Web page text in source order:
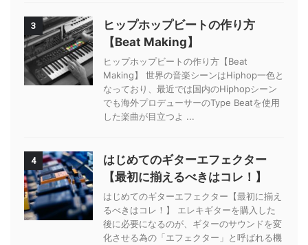
3
ヒップホップビートの作り方
【Beat Making】
ヒップホップビートの作り方【Beat
Making】 世界の音楽シーンはHiphop一色と
なっており、最近では国内のHiphopシーン
でも海外プロデューサーのType Beatを使用
した楽曲が目立つよ ...
4
はじめてのギターエフェクター
【最初に揃えるべきはコレ！】
はじめてのギターエフェクター【最初に揃え
るべきはコレ！】 エレキギターを購入した
後に必要になるのが、ギターのサウンドを変
化させる為の「エフェクター」と呼ばれる機